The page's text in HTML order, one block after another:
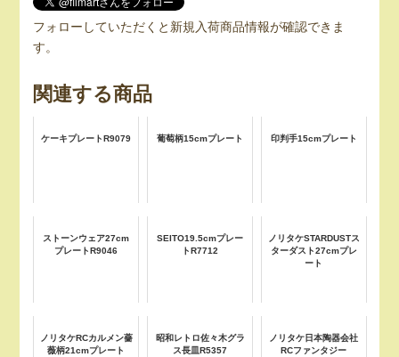
フォローしていただくと新規入荷商品情報が確認できま
す。
関連する商品
ケーキプレートR9079 葡萄柄15cmプレート 印判手15cmプレート
ストーンウェア27cm
プレートR9046
SEITO19.5cmプレー
トR7712
ノリタケSTARDUSTス
ターダスト27cmプレ
ート
ノリタケRCカルメン薔
薇柄21cmプレート
昭和レトロ佐々木グラ
ス長皿R5357
ノリタケ日本陶器会社
RCファンタジー